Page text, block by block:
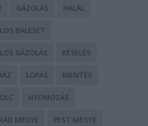
GÁZOLÁS HALÁL
BALESET
GÁZOLÁS KÉSELÉS
LOPÁS MENTÉS
NYOMOZÁS
MEGYE PEST MEGYE